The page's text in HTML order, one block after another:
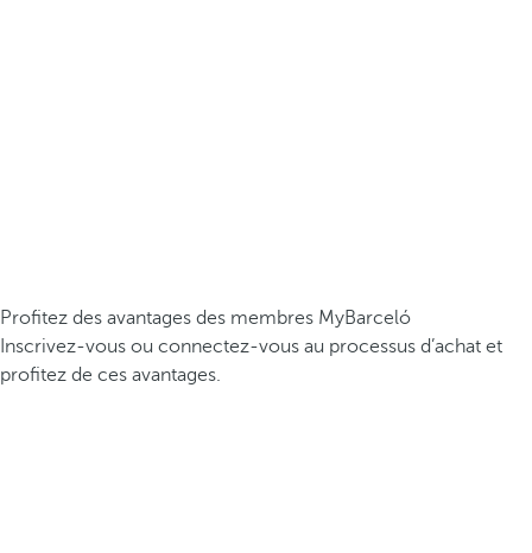
Profitez des avantages des membres MyBarceló
Inscrivez-vous ou connectez-vous au processus d’achat et
profitez de ces avantages.